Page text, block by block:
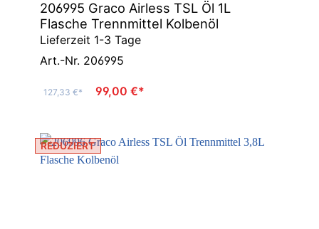
206995 Graco Airless TSL Öl 1L
Flasche Trennmittel Kolbenöl
Lieferzeit 1-3 Tage
Art.-Nr. 206995
127,33 €* 99,00 €*
REDUZIERT